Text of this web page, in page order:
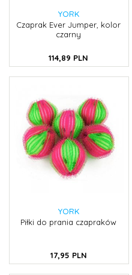
YORK
Czaprak Ever Jumper, kolor
czarny
114,89 PLN
YORK
Piłki do prania czapraków
17,95 PLN